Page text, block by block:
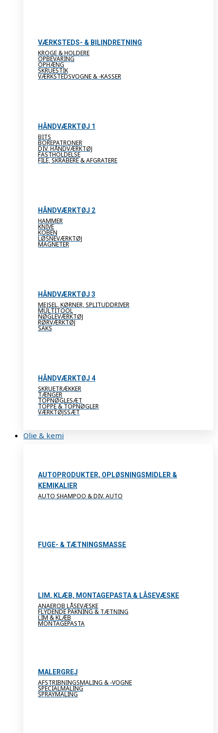
VÆRKSTEDS- & BILINDRETNING
KROGE & HOLDERE
OPBEVARING
OPHÆNG
SKRUESTIK
VÆRKSTEDSVOGNE & -KASSER
HÅNDVÆRKTØJ 1
BITS
BOREPATRONER
DIV. HÅNDVÆRKTØJ
FASTHOLDELSE
FILE, SKRABERE & AFGRATERE
HÅNDVÆRKTØJ 2
HAMMER
KNIVE
KOBEN
LØSNEVÆRKTØJ
MAGNETER
HÅNDVÆRKTØJ 3
MEJSEL, KØRNER, SPLITUDDRIVER
MULTITOOL
NØGLEVÆRKTØJ
RØRVÆRKTØJ
SAKS
HÅNDVÆRKTØJ 4
SKRUETRÆKKER
TÆNGER
TOPNØGLESÆT
TOPPE & TOPNØGLER
VÆRKTØJSSÆT
Olie & kemi
AUTOPRODUKTER, OPLØSNINGSMIDLER &
KEMIKALIER
AUTO SHAMPOO & DIV. AUTO
FUGE- & TÆTNINGSMASSE
LIM, KLÆB, MONTAGEPASTA & LÅSEVÆSKE
ANAEROB LÅSEVÆSKE
FLYDENDE PAKNING & TÆTNING
LIM & KLÆB
MONTAGEPASTA
MALERGREJ
AFSTRIBNINGSMALING & -VOGNE
SPECIALMALING
SPRAYMALING